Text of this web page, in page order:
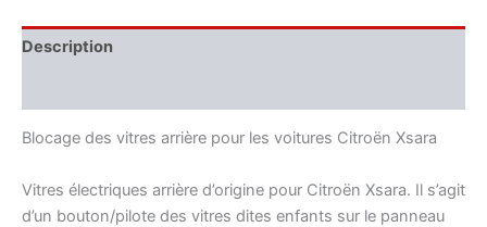
Description
Blocage des vitres arrière pour les voitures Citroën Xsara
Vitres électriques arrière d’origine pour Citroën Xsara. Il s’agit
d’un bouton/pilote des vitres dites enfants sur le panneau